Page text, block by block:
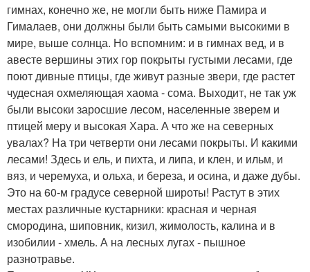
гимнах, конечно же, не могли быть ниже Памира и
Гималаев, они должны были быть самыми высокими в
мире, выше солнца. Но вспомним: и в гимнах вед, и в
авесте вершины этих гор покрыты густыми лесами, где
поют дивные птицы, где живут разные звери, где растет
чудесная охмеляющая хаома - сома. Выходит, не так уж
были высоки заросшие лесом, населенные зверем и
птицей меру и высокая Хара. А что же на северных
увалах? На три четверти они лесами покрыты. И какими
лесами! Здесь и ель, и пихта, и липа, и клен, и ильм, и
вяз, и черемуха, и ольха, и береза, и осина, и даже дубы.
Это на 60-м градусе северной широты! Растут в этих
местах различные кустарники: красная и черная
смородина, шиповник, кизил, жимолость, калина и в
изобилии - хмель. А на лесных лугах - пышное
разнотравье.